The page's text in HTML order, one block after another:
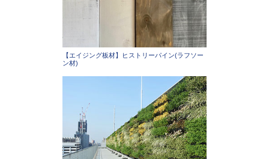
【エイジング板材】ヒストリーパイン(ラフソー
ン材)